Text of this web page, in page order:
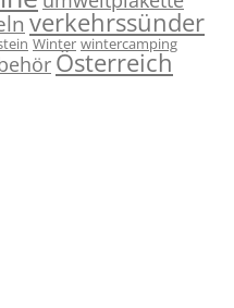
verkehrssünder
Winter wintercamping
Österreich